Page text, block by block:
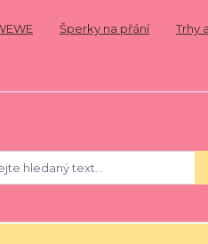
Šperky na přání Trhy